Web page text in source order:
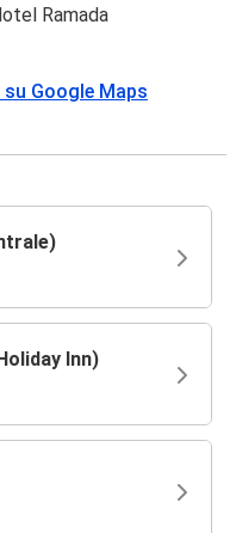
Ramada
Google Maps
Inn)